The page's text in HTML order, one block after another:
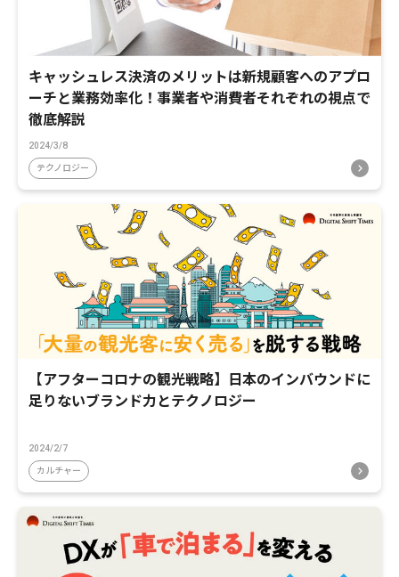
キャッシュレス決済のメリットは新規顧客へのアプロ
ーチと業務効率化！事業者や消費者それぞれの視点で
徹底解説
2024/3/8
テクノロジー
【アフターコロナの観光戦略】日本のインバウンドに
足りないブランド力とテクノロジー
2024/2/7
カルチャー